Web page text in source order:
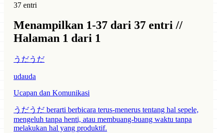
37 entri
Menampilkan 1-37 dari 37 entri //
Halaman 1 dari 1
うだうだ
udauda
Ucapan dan Komunikasi
うだうだ berarti berbicara terus-menerus tentang hal sepele,
mengeluh tanpa henti, atau membuang-buang waktu tanpa
melakukan hal yang produktif.